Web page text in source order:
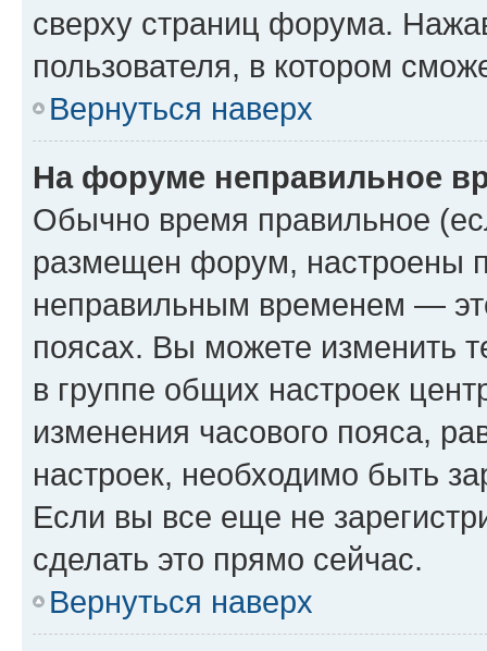
сверху страниц форума.
пользователя, в котором
Вернуться наверх
На форуме неправильное
Обычно время правильное
размещен форум, настроены
неправильным временем —
поясах. Вы можете изменить
в группе общих настроек
изменения часового пояса,
настроек, необходимо быть
Если вы все еще не
сделать это прямо сейчас.
Вернуться наверх